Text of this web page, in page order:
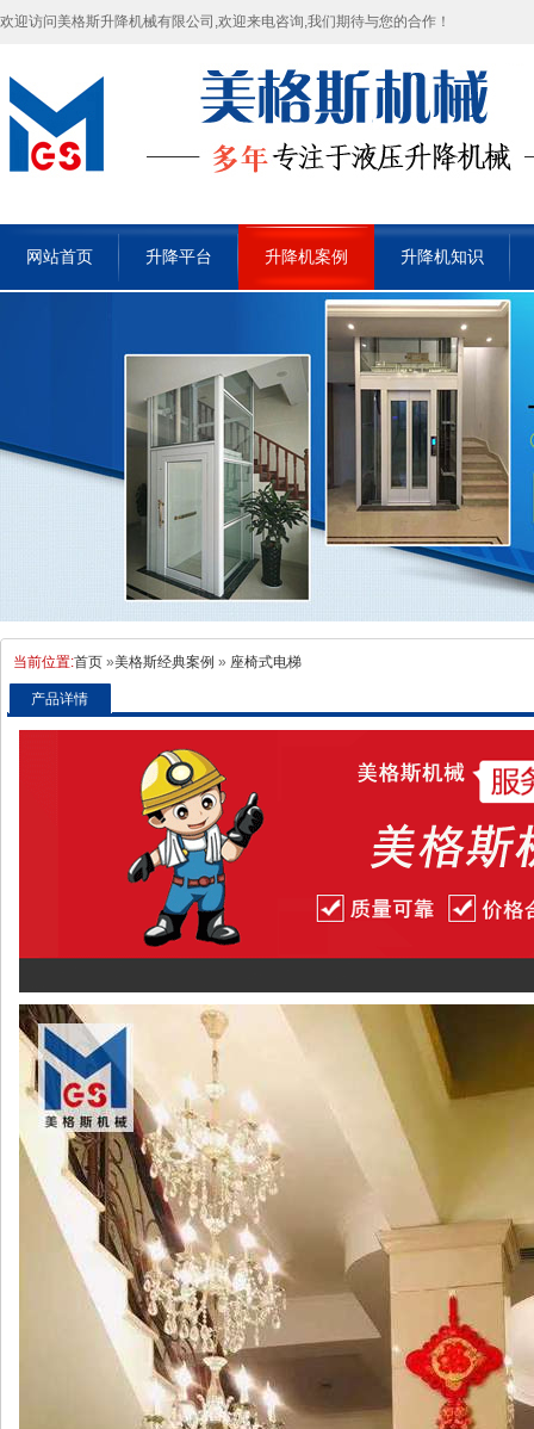
欢迎访问美格斯升降机械有限公司,欢迎来电咨询,我们期待与您的合作！
网站首页 升降平台 升降机案例 升降机知识
当前位置:首页 »美格斯经典案例 » 座椅式电梯
产品详情